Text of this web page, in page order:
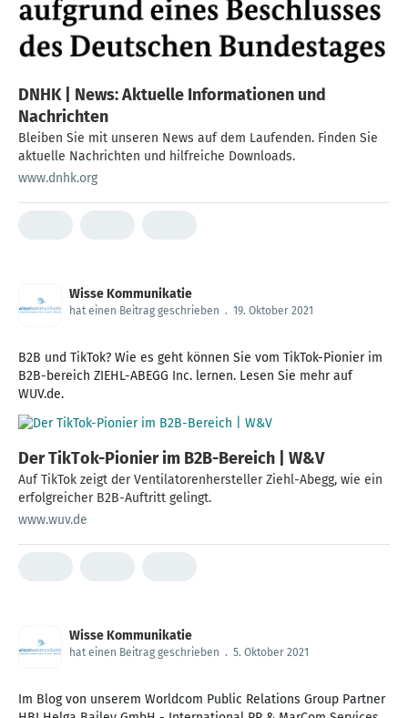
DNHK | News: Aktuelle Informationen und
Nachrichten
Bleiben Sie mit unseren News auf dem Laufenden. Finden Sie
aktuelle Nachrichten und hilfreiche Downloads.
www.dnhk.org
Wisse Kommunikatie
hat einen Beitrag geschrieben . 19. Oktober 2021
B2B und TikTok? Wie es geht können Sie vom TikTok-Pionier im
B2B-bereich ZIEHL-ABEGG Inc. lernen. Lesen Sie mehr auf
WUV.de.
Der TikTok-Pionier im B2B-Bereich | W&V
Auf TikTok zeigt der Ventilatorenhersteller Ziehl-Abegg, wie ein
erfolgreicher B2B-Auftritt gelingt.
www.wuv.de
Wisse Kommunikatie
hat einen Beitrag geschrieben . 5. Oktober 2021
Im Blog von unserem Worldcom Public Relations Group Partner